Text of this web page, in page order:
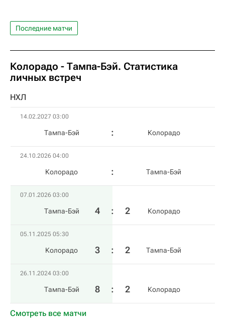
Последние матчи
Колорадо - Тампа-Бэй. Статистика
личных встреч
НХЛ
14.02.2027 03:00
Тампа-Бэй Колорадо
24.10.2026 04:00
Колорадо Тампа-Бэй
07.01.2026 03:00
Тампа-Бэй 4 : 2 Колорадо
05.11.2025 05:30
Колорадо 3 : 2 Тампа-Бэй
26.11.2024 03:00
Тампа-Бэй 8 : 2 Колорадо
Смотреть все матчи